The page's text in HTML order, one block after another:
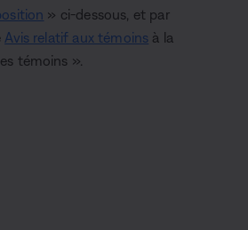
» ci-dessous, et par
Avis relatif aux témoins à la
témoins ».